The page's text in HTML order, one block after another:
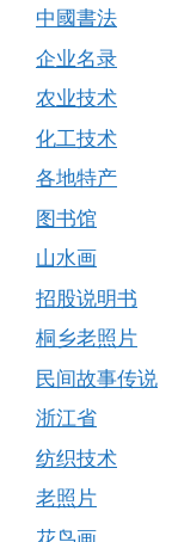
中國書法
企业名录
农业技术
化工技术
各地特产
图书馆
山水画
招股说明书
桐乡老照片
民间故事传说
浙江省
纺织技术
老照片